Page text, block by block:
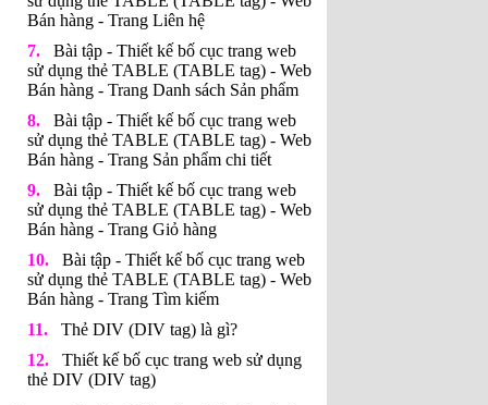
Bán hàng - Trang Liên hệ
Bài tập - Thiết kế bố cục trang web
sử dụng thẻ TABLE (TABLE tag) - Web
Bán hàng - Trang Danh sách Sản phẩm
Bài tập - Thiết kế bố cục trang web
sử dụng thẻ TABLE (TABLE tag) - Web
Bán hàng - Trang Sản phẩm chi tiết
Bài tập - Thiết kế bố cục trang web
sử dụng thẻ TABLE (TABLE tag) - Web
Bán hàng - Trang Giỏ hàng
Bài tập - Thiết kế bố cục trang web
sử dụng thẻ TABLE (TABLE tag) - Web
Bán hàng - Trang Tìm kiếm
Thẻ DIV (DIV tag) là gì?
Thiết kế bố cục trang web sử dụng
thẻ DIV (DIV tag)